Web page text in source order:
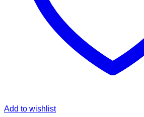
Add to wishlist